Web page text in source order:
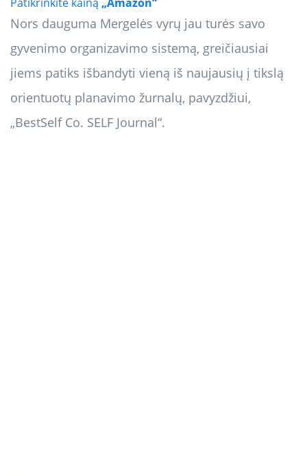
Nors dauguma Mergelės vyrų jau turės savo
gyvenimo organizavimo sistemą, greičiausiai
jiems patiks išbandyti vieną iš naujausių į tikslą
orientuotų planavimo žurnalų, pavyzdžiui,
„BestSelf Co. SELF Journal“.